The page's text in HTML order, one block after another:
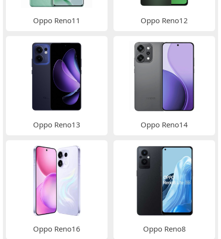
Oppo Reno11 Oppo Reno12
Oppo Reno13 Oppo Reno14
Oppo Reno16 Oppo Reno8